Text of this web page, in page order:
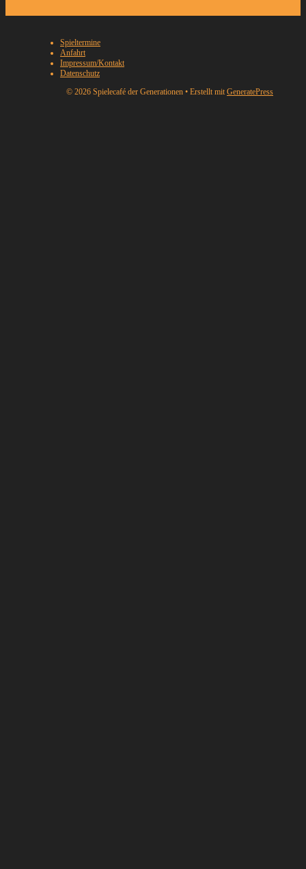
Spieltermine
Anfahrt
Impressum/Kontakt
Datenschutz
© 2026 Spielecafé der Generationen • Erstellt mit GeneratePress